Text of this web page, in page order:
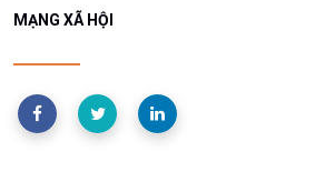
MẠNG XÃ HỘI